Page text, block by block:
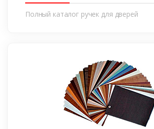
Полный каталог ручек для дверей